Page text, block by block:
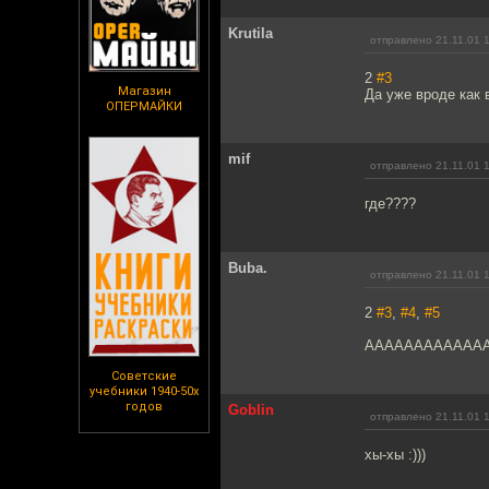
Магазин
ОПЕРМАЙКИ
Советские
учебники 1940-50х
годов
Krutila отправлено 21.11.01
2 #3
Да уже вроде как
mif отправлено 21.11.01
где????
Buba. отправлено 21.11.01
2 #3, #4, #5
Goblin отправлено 21.11.01
хы-хы :)))